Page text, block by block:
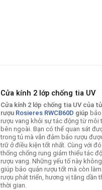
Cửa kính 2 lớp chống tia UV
Cửa kính 2 lớp chống tia UV của tủ
rượu Rosieres RWCB60D giúp
rượu vang khỏi sự tác động từ môi
bên ngoài. Bạn có thể quan sát
trong tủ mà vẫn đảm bảo rượu
trữ ở điều kiện tốt nhất. Cùng với
thống chống rung giảm thiểu tác
rượu vang. Những yếu tố này
giúp bảo quản rượu tốt mà còn
rượu phát triển, hương vị tăng dần
thời gian.